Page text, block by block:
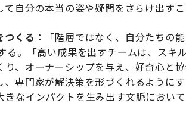
自分の本当の姿や疑問をさらけ出す
くる：
「階層ではなく、自分たち
る。「高い成果を出すチームは、スキ
、オーナーシップを与え、好奇心と
、専門家が解決策を形づくれるように
なインパクトを生み出す文脈において